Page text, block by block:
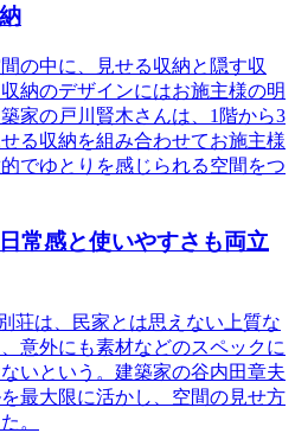
の中に、見せる収納と隠す収
納のデザインにはお施主様の明
家の戸川賢木さんは、1階から3
る収納を組み合わせてお施主様
でゆとりを感じられる空間をつ
常感と使いやすさも両立
荘は、民家とは思えない上質な
意外にも素材などのスペックに
いという。建築家の谷内田章夫
最大限に活かし、空間の見せ方
。